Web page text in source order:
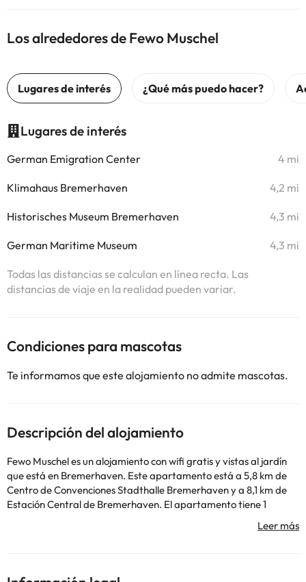
Los alrededores de Fewo Muschel
Lugares de interés
German Emigration Center 4 mi
Klimahaus Bremerhaven 4,2 mi
Historisches Museum Bremerhaven 4,3 mi
German Maritime Museum 4,3 mi
Todas las distancias se calculan en línea recta. Las
distancias de viaje en la realidad pueden variar.
Condiciones para mascotas
Te informamos que este alojamiento no admite mascotas.
Descripción del alojamiento
Fewo Muschel es un alojamiento con wifi gratis y vistas al jardín
que está en Bremerhaven. Este apartamento está a 5,8 km de
Centro de Convenciones Stadthalle Bremerhaven y a 8,1 km de
Estación Central de Bremerhaven. El apartamento tiene 1
dormitorio, TV de pantalla plana con canales por cable, una
cocina equipada con nevera y horno, lavadora y 1 baño con
Havenwelten está a 7,7 km. El aeropuerto (Aeropuerto de